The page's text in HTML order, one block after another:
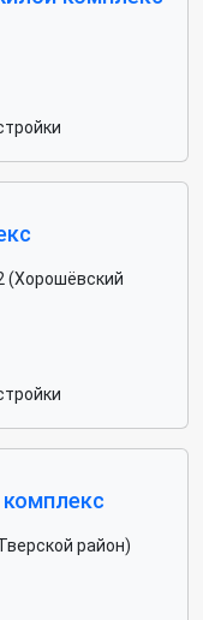
(Хорошёвский
район)